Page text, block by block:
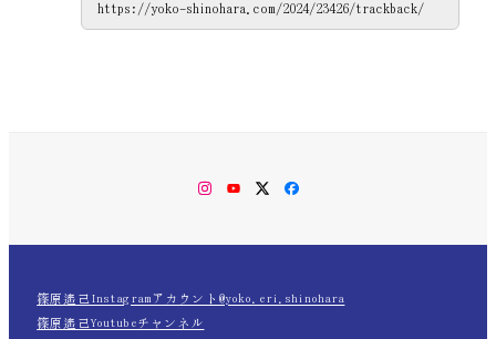
Instagram
YouTubeTwitterFacebook
篠原遙己Instagramアカウント@yoko.eri.shinohara
篠原遙己Youtubeチャンネル